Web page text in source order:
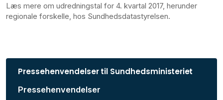
Læs mere om udredningstal for 4. kvartal 2017, herunder
regionale forskelle, hos Sundhedsdatastyrelsen.
Pressehenvendelser til Sundhedsministeriet
Pressehenvendelser